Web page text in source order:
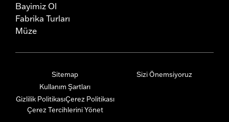
Bayimiz Ol
Fabrika Turları
Müze
Sitemap
Kullanım Şartları
Gizlilik PolitikasıÇerez Politikası
Çerez Tercihlerini Yönet
Sizi Önemsiyoruz